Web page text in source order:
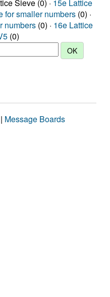
Sieve (0) · 15e Lattice
for smaller numbers (0) ·
numbers (0) · 16e Lattice
(0)
| Message Boards